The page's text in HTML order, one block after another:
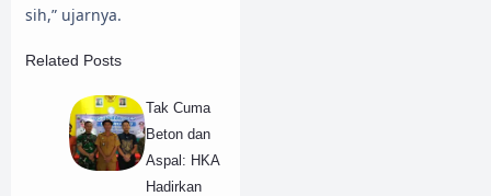
sih,” ujarnya.
Related Posts
Tak Cuma
Beton dan
Aspal: HKA
Hadirkan